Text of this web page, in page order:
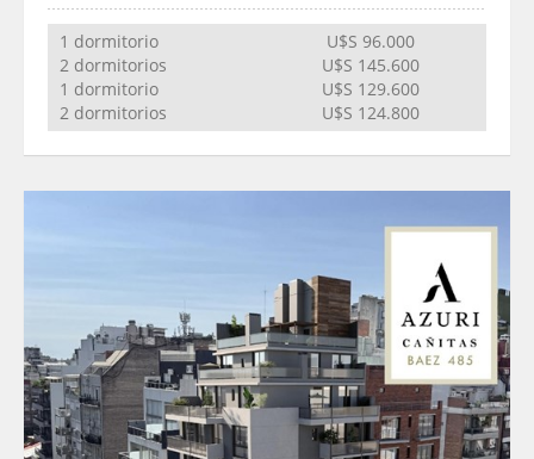
1 dormitorio
U$S 96.000
2 dormitorios
U$S 145.600
1 dormitorio
U$S 129.600
2 dormitorios
U$S 124.800